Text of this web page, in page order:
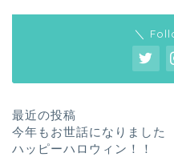
＼
最近の投稿
今年もお世話になりました
ハッピーハロウィン！！